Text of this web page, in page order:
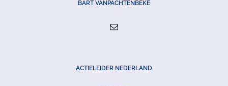
BART VANPACHTENBEKE
ACTIELEIDER NEDERLAND